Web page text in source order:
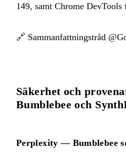
149, samt Chrome DevTools
🔗 Sammanfattningstråd
Säkerhet och
Bumblebee och
Perplexity — Bumblebee